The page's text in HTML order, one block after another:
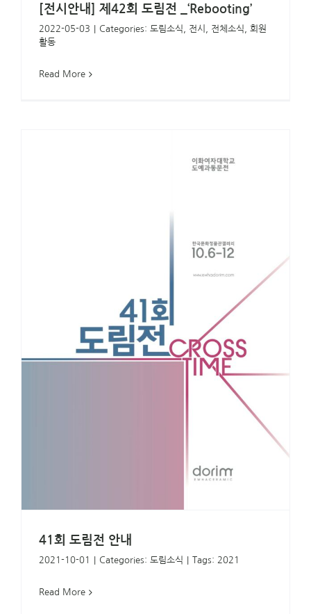
[전시안내] 제42회 도림전 _‘Rebooting’
2022-05-03 Categories: 도림소식 전시 전체소식
회원
활동
Read More
41회 도림전 안내
2021-10-01 Categories: 도림소식 Tags: 2021
Read More